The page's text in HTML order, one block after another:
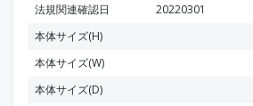
法規関連確認日
20220301
本体サイズ(H)
本体サイズ(W)
本体サイズ(D)